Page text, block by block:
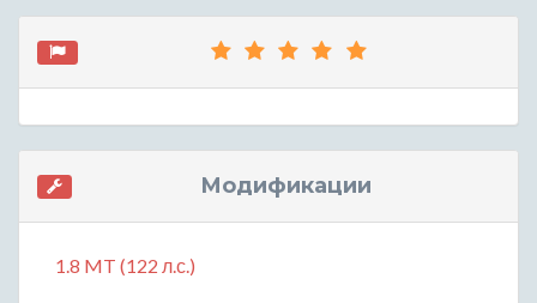
Модификации
1.8 MT (122 л.с.)